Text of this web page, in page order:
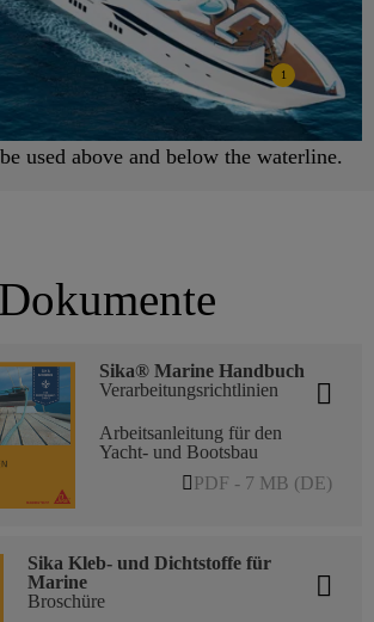
1
used above and below the waterline.
Dokumente
Sika® Marine Handbuch
Verarbeitungsrichtlinien
Arbeitsanleitung für den
Yacht- und Bootsbau
PDF - 7 MB (DE)
Sika Kleb- und Dichtstoffe für
Marine
Broschüre